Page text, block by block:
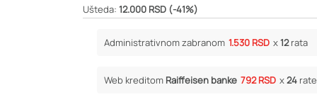
Ušteda: 12.000 RSD (-41%)
Administrativnom zabranom 1.530 RSD x12rata
Web kreditom Raiffeisen banke 792 RSD x24 rate